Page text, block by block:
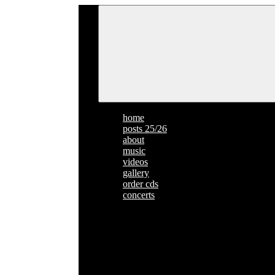
home
posts 25/26
about
music
videos
gallery
order cds
concerts